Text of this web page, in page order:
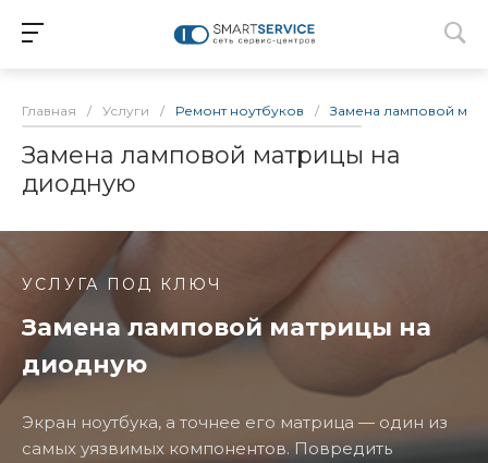
Главная / Услуги / Ремонт ноутбуков / Замена ламповой
Замена ламповой матрицы на
диодную
УСЛУГА ПОД КЛЮЧ
Замена ламповой матрицы на
диодную
Экран ноутбука, а точнее его матрица — один из
самых уязвимых компонентов. Повредить